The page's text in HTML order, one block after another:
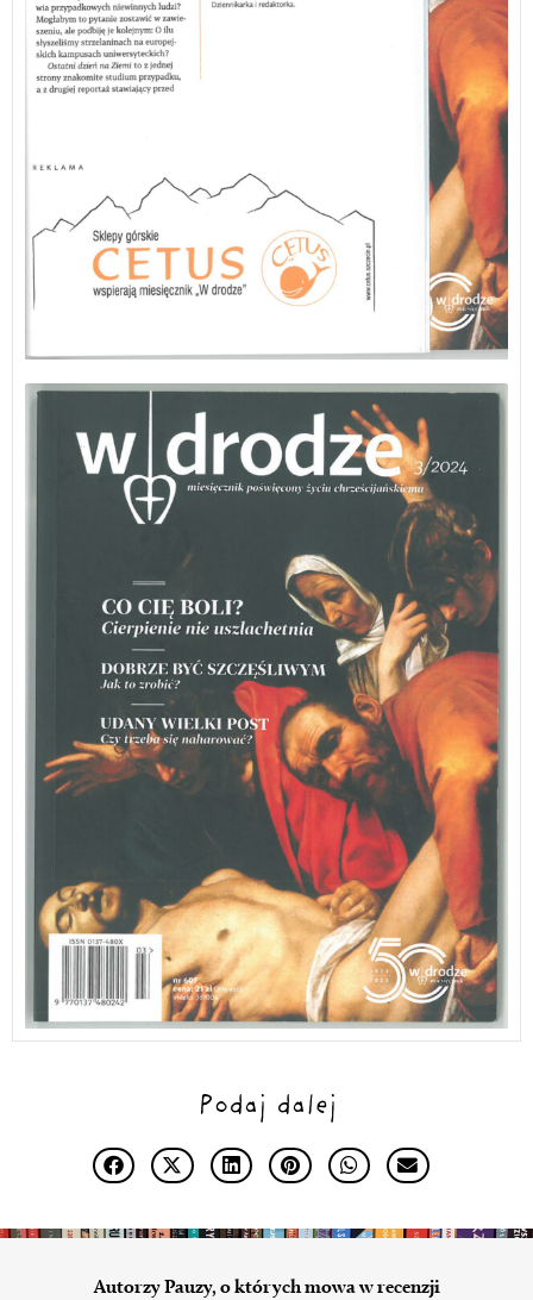
Podaj dalej
Autorzy Pauzy, o których mowa w recenzji